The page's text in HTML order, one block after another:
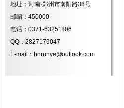
地址：河南·郑州市南阳路38号
邮编：450000
电话：0371-63251806
QQ：2827179047
E-mail：hnrunye@outlook.com